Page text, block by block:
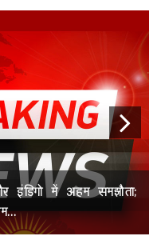
इंडिगो में अहम समझौता;
Next